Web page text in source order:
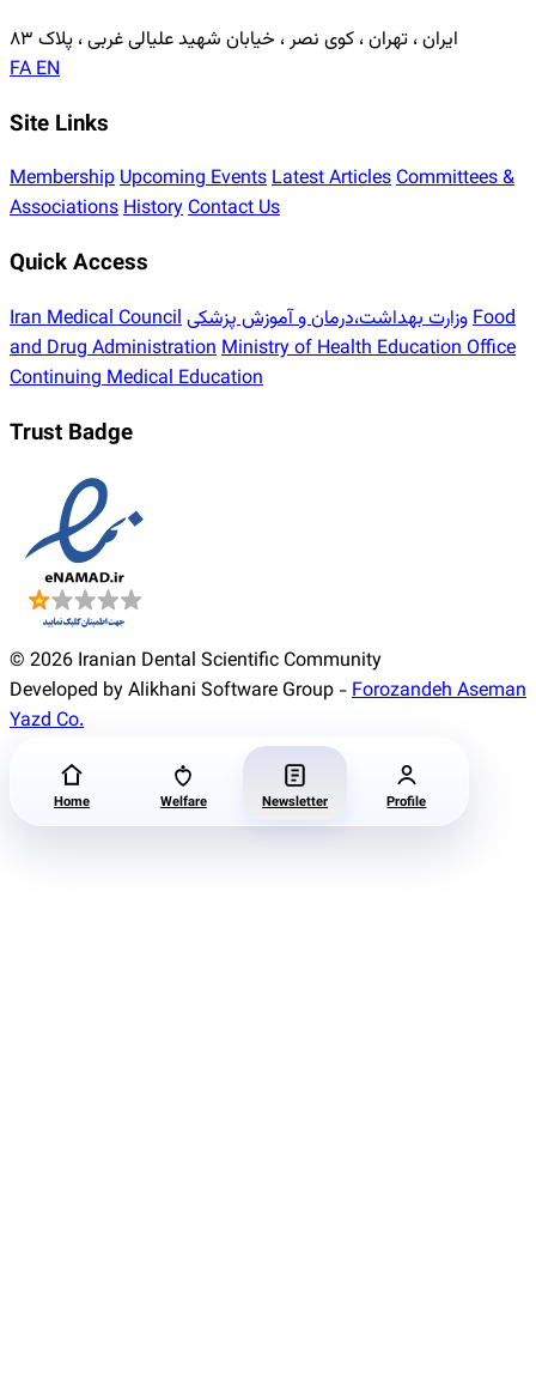
ایران ، تهران ، کوی نصر ، خیابان شهید علیالی غربی ، پلاک ۸۳
FAEN
Site Links
MembershipUpcoming EventsLatest ArticlesCommittees &
AssociationsHistoryContact Us
Quick Access
Iran Medical Councilوزارت بهداشت،درمان و آموزش پزشکیFood
and Drug AdministrationMinistry of Health Education Office
Continuing Medical Education
Trust Badge
© 2026 Iranian Dental Scientific Community
Developed by Alikhani Software Group -Forozandeh Aseman
Yazd Co.
Home Welfare Newsletter Profile